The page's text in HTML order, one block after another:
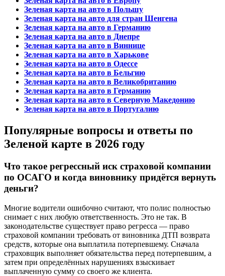
Зеленая карта на авто в Польшу
Зеленая карта на авто для стран Шенгена
Зеленая карта на авто в Германию
Зеленая карта на авто в Днепре
Зеленая карта на авто в Виннице
Зеленая карта на авто в Харькове
Зеленая карта на авто в Одессе
Зеленая карта на авто в Бельгию
Зеленая карта на авто в Великобританию
Зеленая карта на авто в Германию
Зеленая карта на авто в Северную Македонию
Зеленая карта на авто в Португалию
Популярные вопросы и ответы по
Зеленой карте в 2026 году
Что такое регрессный иск страховой компании
по ОСАГО и когда виновнику придётся вернуть
деньги?
Многие водители ошибочно считают, что полис полностью
снимает с них любую ответственность. Это не так. В
законодательстве существует право регресса — право
страховой компании требовать от виновника ДТП возврата
средств, которые она выплатила потерпевшему. Сначала
страховщик выполняет обязательства перед потерпевшим, а
затем при определённых нарушениях взыскивает
выплаченную сумму со своего же клиента.